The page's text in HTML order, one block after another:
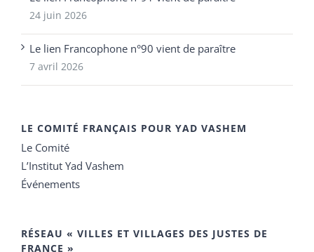
24 juin 2026
Le lien Francophone n°90 vient de paraître
7 avril 2026
LE COMITÉ FRANÇAIS POUR YAD VASHEM
Le Comité
L’Institut Yad Vashem
Événements
RÉSEAU « VILLES ET VILLAGES DES JUSTES DE
FRANCE »